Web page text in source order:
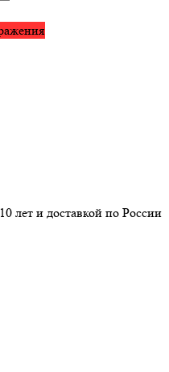
лет и доставкой по России